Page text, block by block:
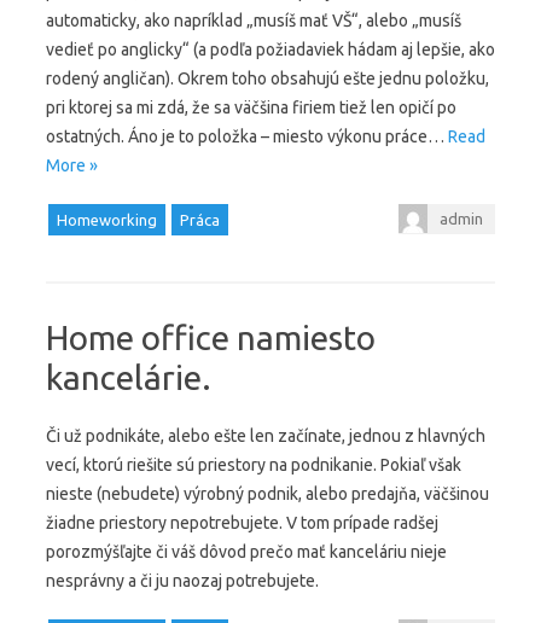
automaticky, ako napríklad „musíš mať VŠ“, alebo „musíš
vedieť po anglicky“ (a podľa požiadaviek hádam aj lepšie, ako
rodený angličan). Okrem toho obsahujú ešte jednu položku,
pri ktorej sa mi zdá, že sa väčšina firiem tiež len opičí po
ostatných. Áno je to položka – miesto výkonu práce… Read
More »
Homeworking Práca admin
Home office namiesto
kancelárie.
Či už podnikáte, alebo ešte len začínate, jednou z hlavných
vecí, ktorú riešite sú priestory na podnikanie. Pokiaľ však
nieste (nebudete) výrobný podnik, alebo predajňa, väčšinou
žiadne priestory nepotrebujete. V tom prípade radšej
porozmýšľajte či váš dôvod prečo mať kanceláriu nieje
nesprávny a či ju naozaj potrebujete.